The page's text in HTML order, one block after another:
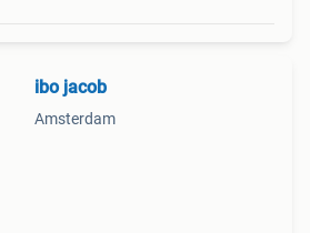
ibo jacob
Amsterdam